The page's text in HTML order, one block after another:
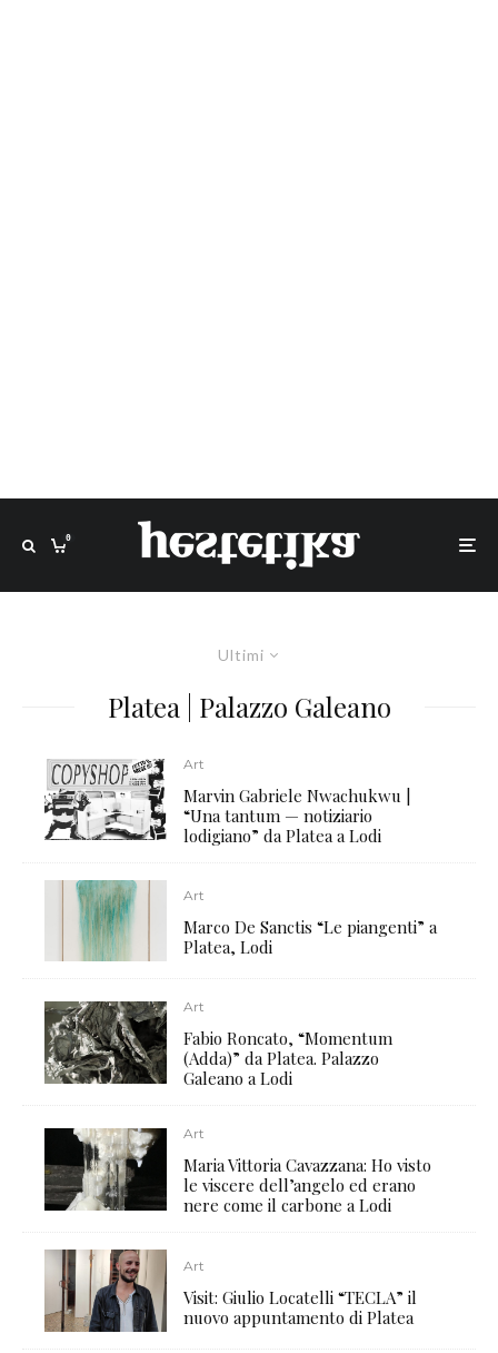
0
Ultimi
Platea | Palazzo Galeano
Art
Marvin Gabriele Nwachukwu |
“Una tantum — notiziario
lodigiano” da Platea a Lodi
Art
Marco De Sanctis “Le piangenti” a
Platea, Lodi
Art
Fabio Roncato, “Momentum
(Adda)” da Platea. Palazzo
Galeano a Lodi
Art
Maria Vittoria Cavazzana: Ho visto
le viscere dell’angelo ed erano
nere come il carbone a Lodi
Art
Visit: Giulio Locatelli “TECLA” il
nuovo appuntamento di Platea